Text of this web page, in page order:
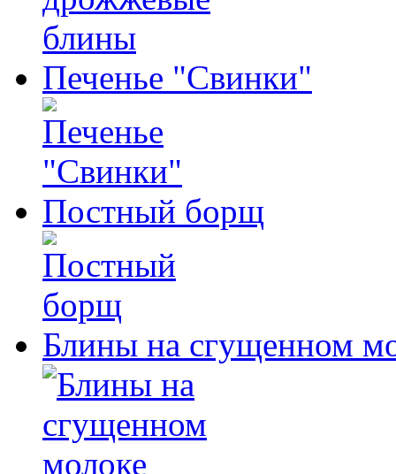
Печенье "Свинки"
Постный борщ
Блины на сгущенном